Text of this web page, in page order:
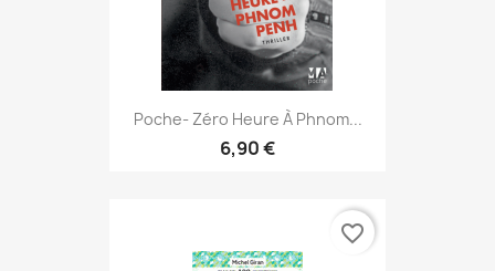
Poche- Zéro Heure À Phnom...
6,90 €
favorite_border